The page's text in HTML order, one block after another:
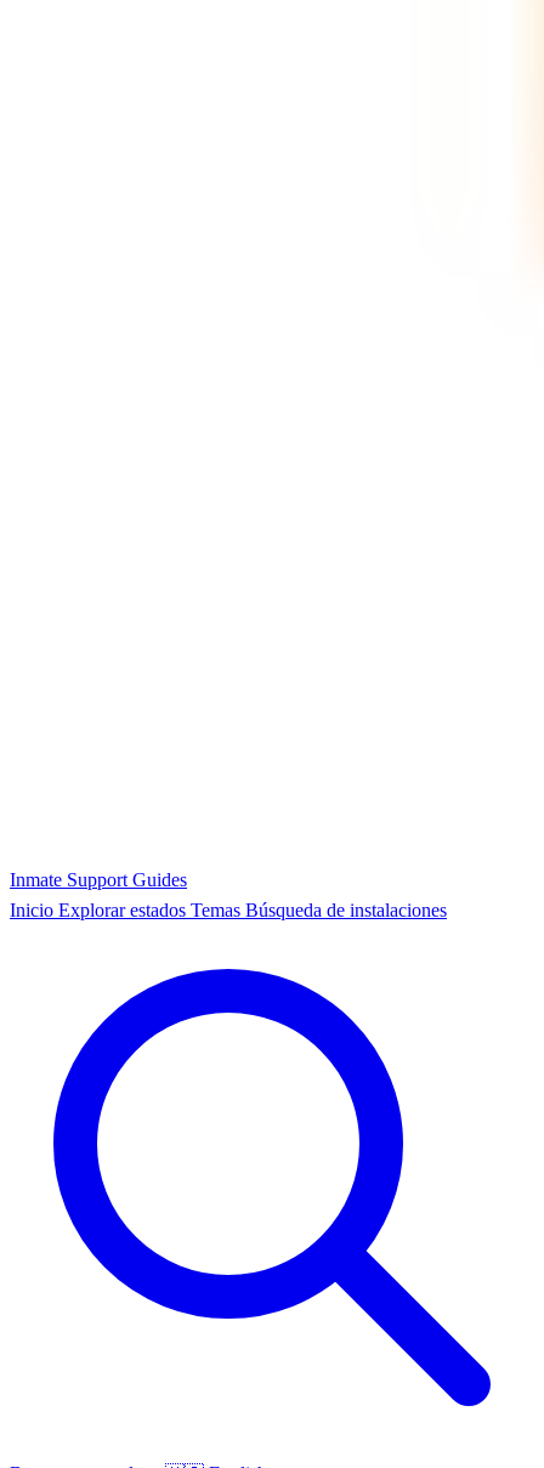
Inmate Support Guides
Inicio Explorar estados Temas Búsqueda de instalaciones